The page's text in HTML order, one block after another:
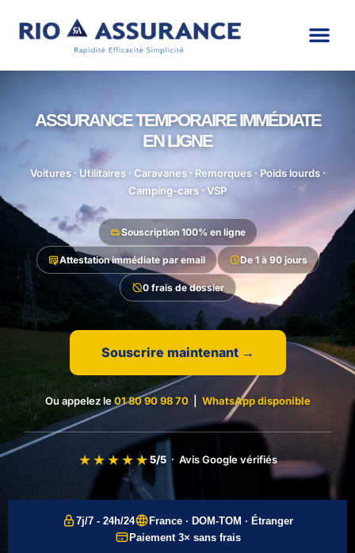
ASSURANCE TEMPORAIRE IMMÉDIATE
EN LIGNE
Voitures · Utilitaires · Caravanes · Remorques · Poids lourds ·
Camping-cars · VSP
Souscription 100% en ligne
Attestation immédiate par email De 1 à 90 jours
0 frais de dossier
Souscrire maintenant →
Ou appelez le01 80 90 98 70| WhatsApp disponible
★★★★★5/5· Avis Google vérifiés
7j/7 - 24h/24
France · DOM-TOM · Étranger
Paiement 3× sans frais